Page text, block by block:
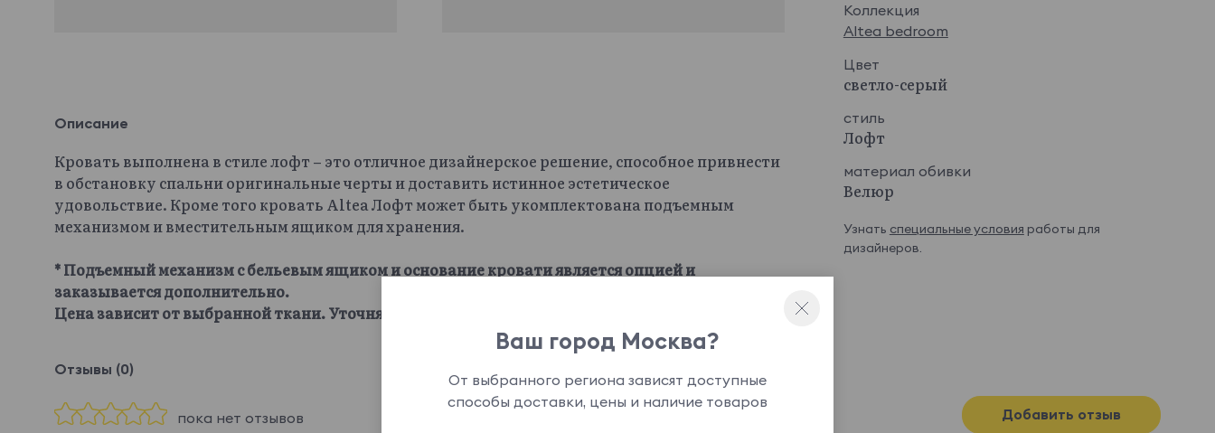
Коллекция
Altea bedroom
Цвет
светло-серый
стиль
Лофт
материал обивки
Велюр
Узнать специальные условия работы для
дизайнеров.
Описание
Кровать выполнена в стиле лофт – это отличное дизайнерское решение, способное привнести
в обстановку спальни оригинальные черты и доставить истинное эстетическое
удовольствие. Кроме того кровать Altea Лофт может быть укомплектована подъемным
механизмом и вместительным ящиком для хранения.
* Подъемный механизм с бельевым ящиком и основание кровати является опцией и
заказывается дополнительно.
Цена зависит от выбранной ткани. Уточняйте цену у менеджера при заказе.
Отзывы (0)
пока нет отзывов Добавить отзыв
Ваш город Москва?
От выбранного региона зависят доступные
способы доставки, цены и наличие товаров